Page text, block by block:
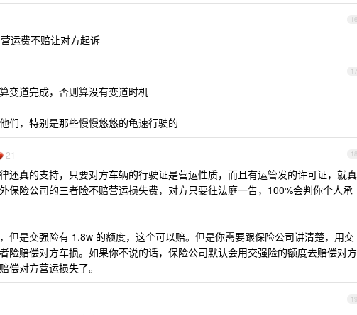
16
运费不赔让对方起诉
17
变道完成，否则算没有变道时机
们，特别是那些慢慢悠悠的龟速行驶的
18
21
还真的支持，只要对方车辆的行驶证是营运性质，而且有运管发的许可证，就真
保险公司的三者险不赔营运损失费，对方只要往法庭一告，100%会判你个人承
但是交强险有 1.8w 的额度，这个可以赔。但是你需要跟保险公司讲清楚，用交
险赔偿对方车损。如果你不说的话，保险公司默认会用交强险的额度去赔偿对方
偿对方营运损失了。
19